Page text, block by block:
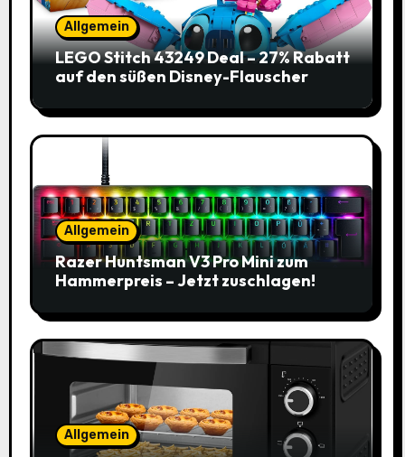
Allgemein
LEGO Stitch 43249 Deal – 27% Rabatt
auf den süßen Disney-Flauscher
Allgemein
Razer Huntsman V3 Pro Mini zum
Hammerpreis – Jetzt zuschlagen!
Allgemein